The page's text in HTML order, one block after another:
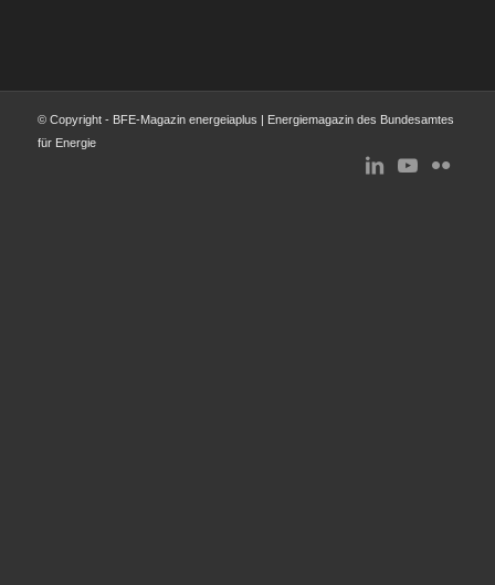
© Copyright - BFE-Magazin energeiaplus | Energiemagazin des Bundesamtes
für Energie